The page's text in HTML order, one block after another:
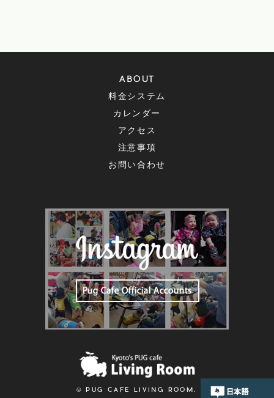
ABOUT
料金システム
カレンダー
アクセス
注意事項
お問い合わせ
© PUG CAFE LIVING ROOM.